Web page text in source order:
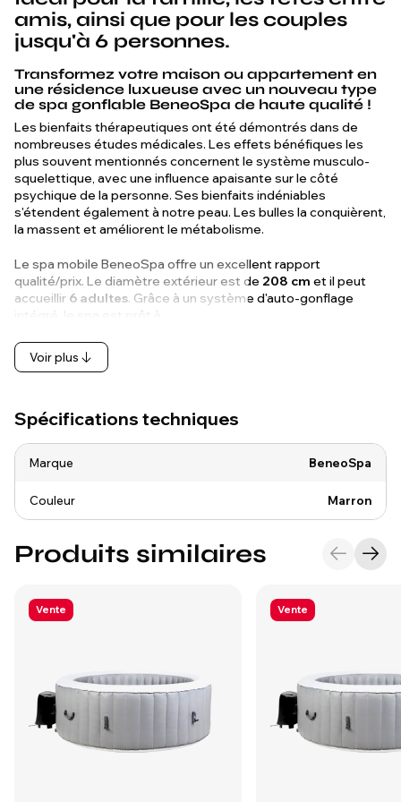
amis, ainsi que pour les couples
jusqu'à 6 personnes.
Transformez votre maison ou appartement en
une résidence luxueuse avec un nouveau type
de spa gonflable BeneoSpa de haute qualité !
Les bienfaits thérapeutiques ont été démontrés dans de
nombreuses études médicales. Les effets bénéfiques les
plus souvent mentionnés concernent le système musculo-
squelettique, avec une influence apaisante sur le côté
psychique de la personne. Ses bienfaits indéniables
s'étendent également à notre peau. Les bulles la conquièrent,
la massent et améliorent le métabolisme.
Le spa mobile BeneoSpa offre un excellent rapport
qualité/prix. Le diamètre extérieur est de 208 cm et il peut
accueillir 6 adultes. Grâce à un système d'auto-gonflage
intégré, le spa est prêt à…
Voir plus
Spécifications techniques
Marque BeneoSpa
Couleur Marron
Produits similaires
Vente Vente